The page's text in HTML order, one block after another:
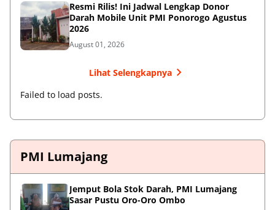
Resmi Rilis! Ini Jadwal Lengkap Donor
Darah Mobile Unit PMI Ponorogo Agustus
2026
August 01, 2026
Lihat Selengkapnya
Failed to load posts.
PMI Lumajang
Jemput Bola Stok Darah, PMI Lumajang
Sasar Pustu Oro-Oro Ombo